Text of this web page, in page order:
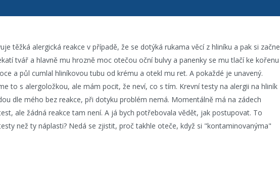
těžká alergická reakce v případě, že se dotýká rukama věcí z hliníku a pak si začne
tvář a hlavně mu hrozně moc otečou oční bulvy a panenky se mu tlačí ke kořenu
a půl cumlal hliníkovou tubu od krému a otekl mu ret. A pokaždé je unavený.
to s alergoložkou, ale mám pocit, že neví, co s tím. Krevní testy na alergii na hliník
dle mého bez reakce, při dotyku problém nemá. Momentálně má na zádech
ale žádná reakce tam není. A já bych potřebovala vědět, jak postupovat. To
než ty náplasti? Nedá se zjistit, proč takhle oteče, když si "kontaminovanýma"